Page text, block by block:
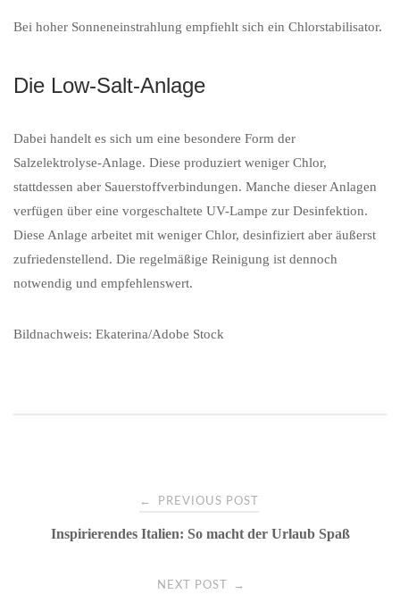
Bei hoher Sonneneinstrahlung empfiehlt sich ein Chlorstabilisator.
Die Low-Salt-Anlage
Dabei handelt es sich um eine besondere Form der
Salzelektrolyse-Anlage. Diese produziert weniger Chlor,
stattdessen aber Sauerstoffverbindungen. Manche dieser Anlagen
verfügen über eine vorgeschaltete UV-Lampe zur Desinfektion.
Diese Anlage arbeitet mit weniger Chlor, desinfiziert aber äußerst
zufriedenstellend. Die regelmäßige Reinigung ist dennoch
notwendig und empfehlenswert.
Bildnachweis: Ekaterina/Adobe Stock
navigation
← PREVIOUS POST
Inspirierendes Italien: So macht der Urlaub Spaß
NEXT POST →